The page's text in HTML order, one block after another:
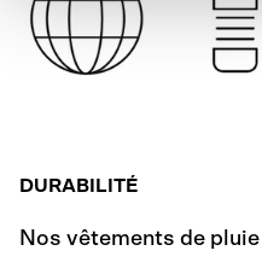
DURABILITÉ
Nos vêtements de